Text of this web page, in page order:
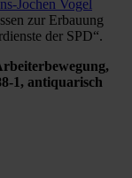
Jochen Vogel
zur Erbauung
der SPD“.
1, antiquarisch